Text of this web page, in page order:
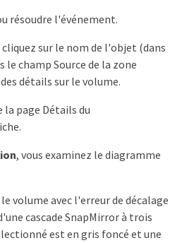
résoudre l'événement.
cliquez sur le nom de l'objet (dans
le champ Source de la zone
détails sur le volume.
page Détails du
, vous examinez le diagramme
volume avec l'erreur de décalage
cascade SnapMirror à trois
est en gris foncé et une